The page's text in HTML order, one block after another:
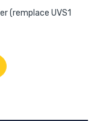
(remplace UVS1